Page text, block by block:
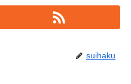
suihaku